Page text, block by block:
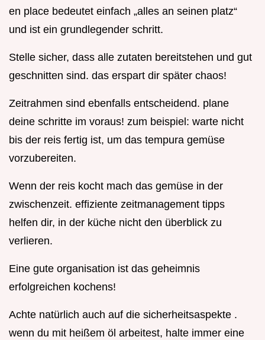
en place bedeutet einfach „alles an seinen platz“
und ist ein grundlegender schritt.
Stelle sicher, dass alle zutaten bereitstehen und gut
geschnitten sind. das erspart dir später chaos!
Zeitrahmen sind ebenfalls entscheidend. plane
deine schritte im voraus! zum beispiel: warte nicht
bis der reis fertig ist, um das tempura gemüse
vorzubereiten.
Wenn der reis kocht mach das gemüse in der
zwischenzeit. effiziente zeitmanagement tipps
helfen dir, in der küche nicht den überblick zu
verlieren.
Eine gute organisation ist das geheimnis
erfolgreichen kochens!
Achte natürlich auch auf die sicherheitsaspekte .
wenn du mit heißem öl arbeitest, halte immer eine